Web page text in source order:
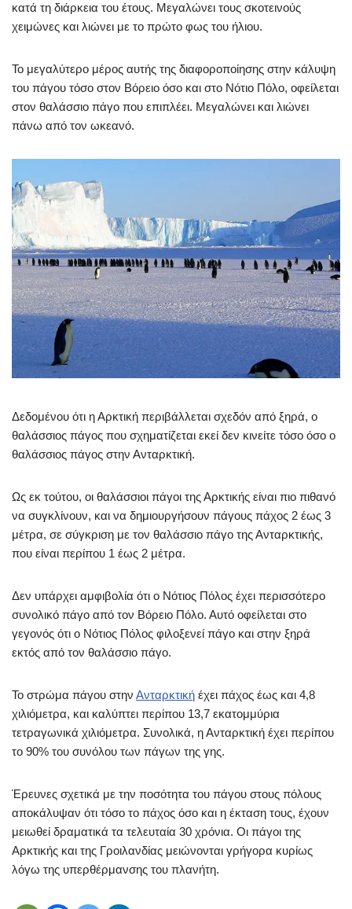
κατά τη διάρκεια του έτους. Μεγαλώνει τους σκοτεινούς
χειμώνες και λιώνει με το πρώτο φως του ήλιου.
Το μεγαλύτερο μέρος αυτής της διαφοροποίησης στην κάλυψη
του πάγου τόσο στον Βόρειο όσο και στο Νότιο Πόλο, οφείλεται
στον θαλάσσιο πάγο που επιπλέει. Μεγαλώνει και λιώνει
πάνω από τον ωκεανό.
Δεδομένου ότι η Αρκτική περιβάλλεται σχεδόν από ξηρά, ο
θαλάσσιος πάγος που σχηματίζεται εκεί δεν κινείτε τόσο όσο ο
θαλάσσιος πάγος στην Ανταρκτική.
Ως εκ τούτου, οι θαλάσσιοι πάγοι της Αρκτικής είναι πιο πιθανό
να συγκλίνουν, και να δημιουργήσουν πάγους πάχος 2 έως 3
μέτρα, σε σύγκριση με τον θαλάσσιο πάγο της Ανταρκτικής,
που είναι περίπου 1 έως 2 μέτρα.
Δεν υπάρχει αμφιβολία ότι ο Νότιος Πόλος έχει περισσότερο
συνολικό πάγο από τον Βόρειο Πόλο. Αυτό οφείλεται στο
γεγονός ότι ο Νότιος Πόλος φιλοξενεί πάγο και στην ξηρά
εκτός από τον θαλάσσιο πάγο.
Το στρώμα πάγου στην Ανταρκτική έχει πάχος έως και 4,8
χιλιόμετρα, και καλύπτει περίπου 13,7 εκατομμύρια
τετραγωνικά χιλιόμετρα. Συνολικά, η Ανταρκτική έχει περίπου
το 90% του συνόλου των πάγων της γης.
Έρευνες σχετικά με την ποσότητα του πάγου στους πόλους
αποκάλυψαν ότι τόσο το πάχος όσο και η έκταση τους, έχουν
μειωθεί δραματικά τα τελευταία 30 χρόνια. Οι πάγοι της
Αρκτικής και της Γροιλανδίας μειώνονται γρήγορα κυρίως
λόγω της υπερθέρμανσης του πλανήτη.